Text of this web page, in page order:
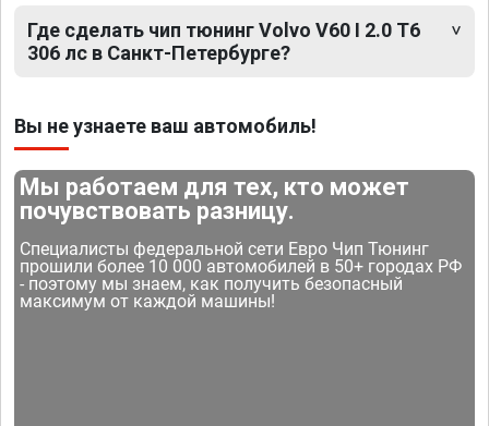
Где сделать чип тюнинг Volvo V60 I 2.0 T6
306 лс в Санкт-Петербурге?
Вы не узнаете ваш автомобиль!
Мы работаем для тех, кто может
почувствовать разницу.
Специалисты федеральной сети Евро Чип Тюнинг
прошили более 10 000 автомобилей в 50+ городах РФ
- поэтому мы знаем, как получить безопасный
максимум от каждой машины!